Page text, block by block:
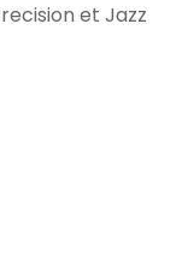
et Jazz